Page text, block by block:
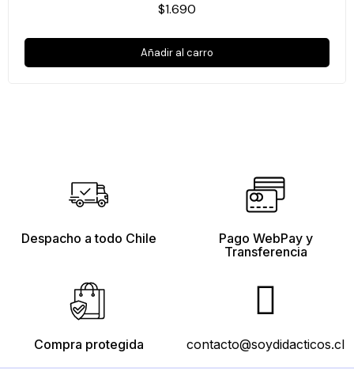
$1.690
Añadir al carro
Despacho a todo Chile
Pago WebPay y
Transferencia
Compra protegida contacto@soydidacticos.cl